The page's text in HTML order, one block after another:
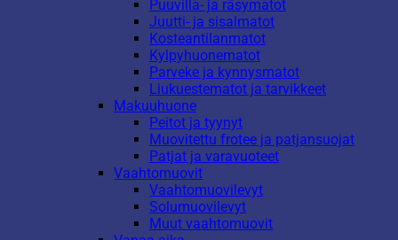
Puuvilla- ja räsymatot
Juutti- ja sisalmatot
Kosteantilanmatot
Kylpyhuonematot
Parveke ja kynnysmatot
Liukuestematot ja tarvikkeet
Makuuhuone
Peitot ja tyynyt
Muovitettu frotee ja patjansuojat
Patjat ja varavuoteet
Vaahtomuovit
Vaahtomuovilevyt
Solumuovilevyt
Muut vaahtomuovit